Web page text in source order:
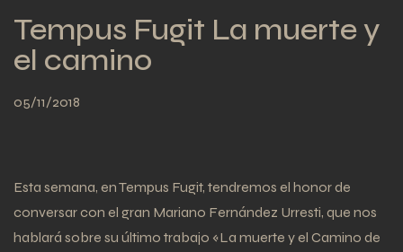
Tempus Fugit La muerte y
el camino
05/11/2018
Esta semana, en Tempus Fugit, tendremos el honor de
conversar con el gran Mariano Fernández Urresti, que nos
hablará sobre su último trabajo «La muerte y el Camino de